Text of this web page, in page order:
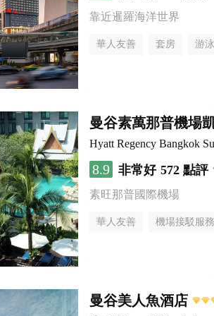
靠近暹羅海洋世界
華人友善 套房 游
曼谷素萬那普機場
Hyatt Regency Bangkok
8.9 非常好 572 點評
素旺那普國際機場
華人友善 機場接駁服務
曼谷美人魚酒店